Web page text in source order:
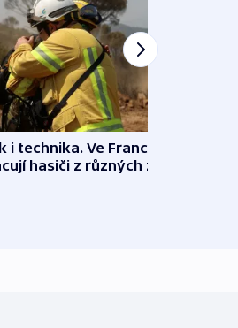
i technika. Ve Francii
hasiči z různých zemí